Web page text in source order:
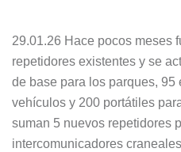
29.01.26 Hace pocos meses
repetidores existentes y se
de base para los parques, 95
vehículos y 200 portátiles
suman 5 nuevos repetidores
intercomunicadores